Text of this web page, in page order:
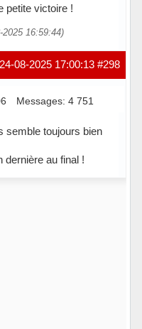
petite victoire !
16:59:44)
#298
24-08-2025 17:00:13
Messages: 4 751
semble toujours bien
dernière au final !